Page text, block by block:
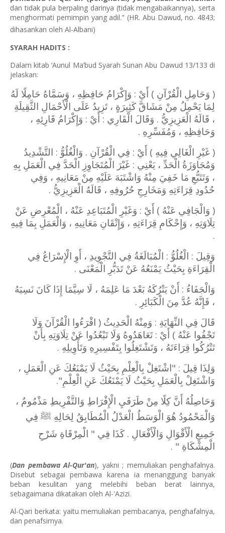
dan tidak pula berpaling darinya (tidak mengabaikannya), serta
menghormati pemimpin yang adil." (HR. Abu Dawud, no. 4843;
dihasankan oleh Al-Albani)
SYARAH HADITS :
Dalam kitab ‘Aunul Ma’bud Syarah Sunan Abu Dawud 13/133 di
jelaskan:
( وَحَامِلِ الْقُرْآنِ ) أَيْ : وَإِكْرَامُ حَافِظِهِ ، وَسَمَّاهُ حَامِلًا لَهُ
لِمَا يَحْمِلُ مِنْ مَشَاقَّ كَثِيرَةٍ ، تَزِيدُ عَلَى الْأَحْمَالِ الثَّقِيلَةِ
، قَالَهُ الْعَزِيزِيُّ . وَقَالَ الْقَارِي : أَيْ : وَإِكْرَامُ قَارِئِهِ ،
وَحَافِظِهِ ، وَمُفَسِّرِهِ .
( غَيْرِ الْغَالِي فِيهِ ) أَيْ : فِي الْقُرْآنِ . وَالْغُلُوُّ : التَّشْدِيدُ
وَمُجَاوَزَةُ الْحَدِّ ، يَعْنِي : غَيْرَ الْمُتَجَاوِزِ الْحَدَّ فِي الْعَمَلِ بِهِ
، وَتَتَبُّعِ مَا خَفِيَ مِنْهُ وَاشْتَبَهَ عَلَيْهِ مِنْ مَعَانِيهِ ، وَفِي
حُدُودِ قِرَاءَتِهِ وَمَخَارِجِ حُرُوفِهِ ، قَالَهُ الْعَزِيزِيُّ .
( وَالْجَافِي عَنْهُ ) أَيْ : وَغَيْرِ الْمُتَبَاعِدِ عَنْهُ ، الْمُعْرِضِ عَنْ
تِلَاوَتِهِ ، وَإِحْكَامِ قِرَاءَتِهِ ، وَإِتْقَانِ مَعَانِيهِ ، وَالْعَمَلِ بِمَا فِيهِ
.
وَقِيلَ : الْغُلُوُّ : الْمُبَالَغَةُ فِي التَّجْوِيدِ ، أَوِ الْإِسْرَاعُ فِي
الْقِرَاءَةِ بِحَيْثُ يَمْنَعُهُ عَنْ تَدَبُّرِ الْمَعْنَى .
وَالْجَفَاءُ : أَنْ يَتْرُكَهُ بَعْدَ مَا عَلِمَهُ ، لَا سِيَّمَا إِذَا كَانَ نَسِيَهُ
، فَإِنَّهُ عُدَّ مِنَ الْكَبَائِرِ .
قَالَ فِي النِّهَايَةِ : وَمِنْهُ الْحَدِيثُ ( اقْرَءُوا الْقُرْآنَ وَلَا
تَجْفُوا عَنْهُ ) أَيْ : تَعَاهَدُوهُ وَلَا تَبْعُدُوا عَنْ تِلَاوَتِهِ بِأَنْ
تَتْرُكُوا قِرَاءَتَهُ ، وَتَشْتَغِلُوا بِتَفْسِيرِهِ وَتَأْوِيلِهِ .
وَلِذَا قِيلَ : "اشْتَغِلْ بِالْعِلْمِ بِحَيْثُ لَا يَمْنَعُكَ عَنِ الْعَمَلِ ،
وَاشْتَغِلْ بِالْعَمَلِ بِحَيْثُ لَا يَمْنَعُكَ عَنِ الْعِلْمِ".
وَحَاصِلُهُ أَنَّ كِلًا مِنْ طَرَفَيِ الْإِفْرَاطِ وَالتَّفْرِيطِ مَذْمُومٌ ،
وَالْمَحْمُودُ هُوَ الْوَسَطُ الْعَدْلُ الْمُطَابِقُ لِحَالِهِ ﷺ فِي
جَمِيعِ الْأَقْوَالِ وَالْأَفْعَالِ . كَذَا فِي " الْمِرْقَاةِ شَرْحِ
الْمِشْكَاةِ " .
(Dan pembawa Al-Qur'an), yakni ; memuliakan penghafalnya.
Disebut sebagai pembawa karena ia menanggung banyak
beban kesulitan yang melebihi beban berat lainnya,
sebagaimana dikatakan oleh Al-'Azizi.
Al-Qari berkata: yaitu memuliakan pembacanya, penghafalnya,
dan penafsirnya.